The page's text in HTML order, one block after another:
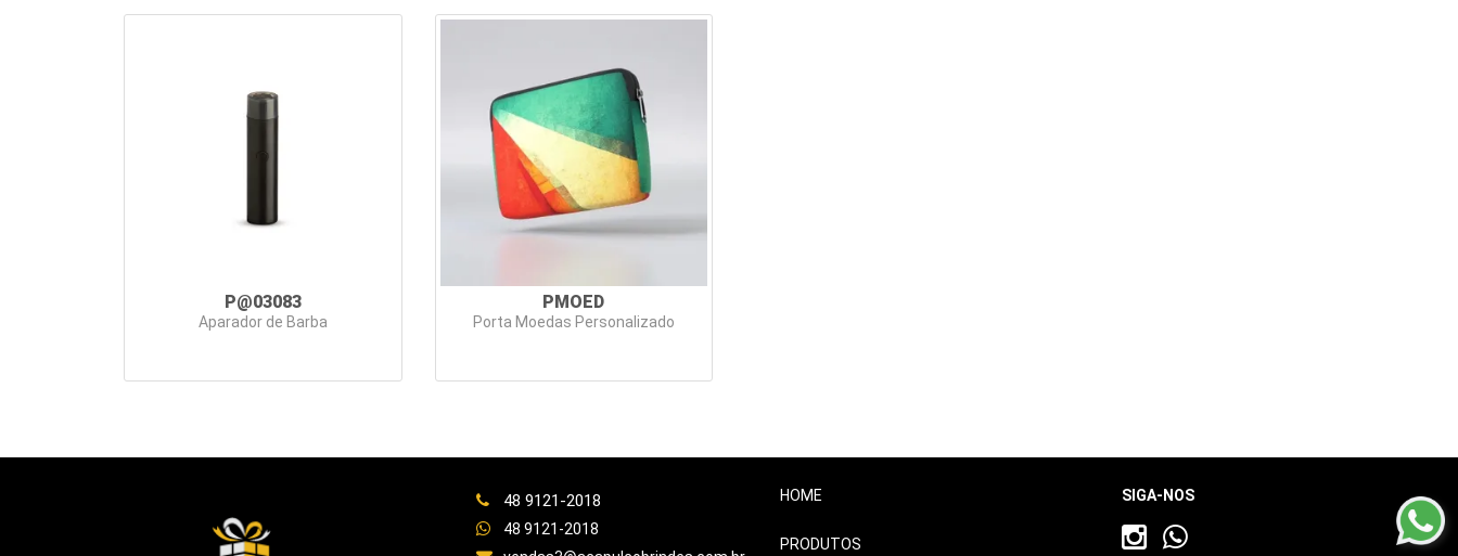
P@03083
Aparador de Barba
PMOED
Porta Moedas Personalizado
48 9121-2018
48 9121-2018
HOME
PRODUTOS
SIGA-NOS